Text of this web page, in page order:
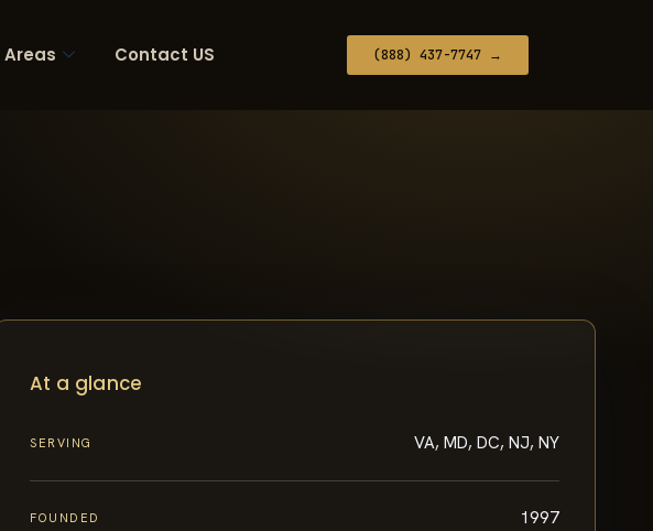
Areas Contact US (888) 437-7747 →
At a glance
SERVING VA, MD, DC, NJ, NY
FOUNDED 1997